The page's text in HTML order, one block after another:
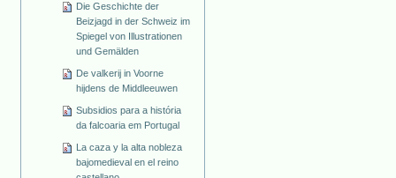
Die Geschichte der
Beizjagd in der Schweiz im
Spiegel von Illustrationen
und Gemälden
De valkerij in Voorne
hijdens de Middleeuwen
Subsidios para a história
da falcoaria em Portugal
La caza y la alta nobleza
bajomedieval en el reino